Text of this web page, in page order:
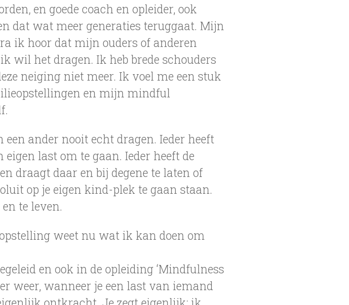
en goede coach en opleider, ook
dat wat meer generaties teruggaat. Mijn
ik hoor dat mijn ouders of anderen
wil het dragen. Ik heb brede schouders
neiging niet meer. Ik voel me een stuk
en mijn mindful
ander nooit echt dragen. Ieder heeft
last om te gaan. Ieder heeft de
draagt daar en bij degene te laten of
op je eigen kind-plek te gaan staan.
te leven.
weet nu wat ik kan doen om
en ook in de opleiding ‘Mindfulness
weer, wanneer je een last van iemand